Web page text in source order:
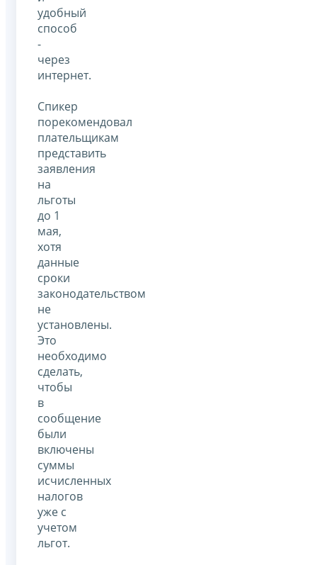
удобный
способ
-
через
интернет.
Спикер
порекомендовал
плательщикам
представить
заявления
на
льготы
до 1
мая,
хотя
данные
сроки
законодательством
не
установлены.
Это
необходимо
сделать,
чтобы
в
сообщение
были
включены
суммы
исчисленных
налогов
уже с
учетом
льгот.